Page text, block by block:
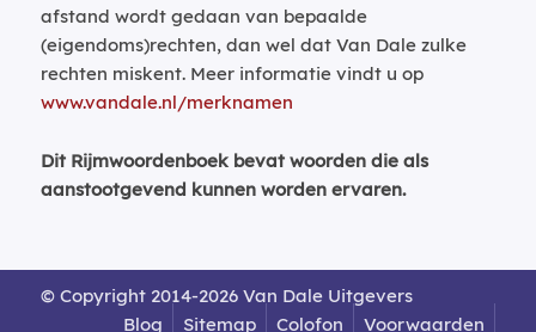
afstand wordt gedaan van bepaalde
(eigendoms)rechten, dan wel dat Van Dale zulke
rechten miskent. Meer informatie vindt u op
www.vandale.nl/merknamen
Dit Rijmwoordenboek bevat woorden die als
aanstootgevend kunnen worden ervaren.
© Copyright 2014-2026 Van Dale Uitgevers
Blog
Sitemap Colofon Voorwaarden